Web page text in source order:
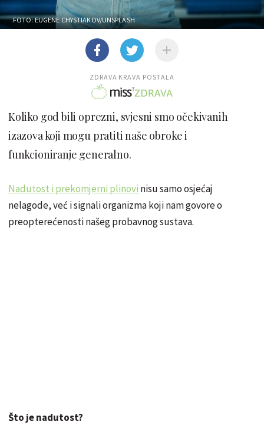
FOTO: EUGENE CHYSTIAKOV/UNSPLASH
ZDRAVA KRAVA POSTALA
Koliko god bili oprezni, svjesni smo očekivanih
izazova koji mogu pratiti naše obroke i
funkcioniranje generalno.
Nadutost i prekomjerni plinovi nisu samo osjećaj
nelagode, već i signali organizma koji nam govore o
preopterećenosti našeg probavnog sustava.
Što je nadutost?